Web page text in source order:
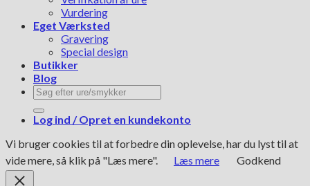
Vurdering
Eget Værksted
Gravering
Special design
Butikker
Blog
Søg
efter:
Log ind / Opret en kundekonto
Vi bruger cookies til at forbedre din oplevelse, har du lyst til at
vide mere, så klik på "Læs mere".
Læs mere Godkend